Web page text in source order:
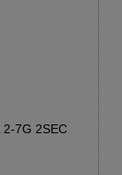
2-7G 2SEC